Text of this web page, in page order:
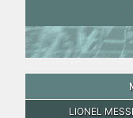
LIONEL MESSI